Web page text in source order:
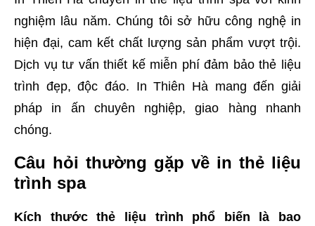
nghiệm lâu năm. Chúng tôi sở hữu công nghệ in
hiện đại, cam kết chất lượng sản phẩm vượt trội.
Dịch vụ tư vấn thiết kế miễn phí đảm bảo thẻ liệu
trình đẹp, độc đáo. In Thiên Hà mang đến giải
pháp in ấn chuyên nghiệp, giao hàng nhanh
chóng.
Câu hỏi thường gặp về in thẻ liệu
trình spa
Kích thước thẻ liệu trình phổ biến là bao